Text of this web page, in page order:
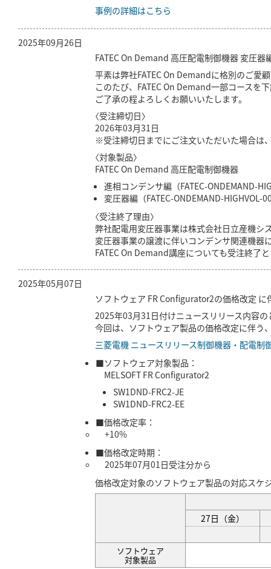
事例の詳細はこちら
2025年09月26日
FATEC On Demand 高圧配電制御機器 変圧
平素は弊社FATEC On Demandに格別のご愛
このたび、FATEC On Demand一部コースを
ご了承の程よろしくお願いいたします。
〈受注締切日〉
2026年03月31日
※受注締切日までにご注文いただいた場合は
〈対象製品〉
FATEC On Demand 高圧配電制御機器
進相コンデンサ編（FATEC-ONDEMAND-
変圧器編（FATEC-ONDEMAND-HIGHVOL-
〈受注終了理由〉
弊社配電用変圧器事業は株式会社日立産機シ
変圧器事業の譲渡に伴いコンデンサ関連機器
FATEC On Demand講座についても受注終了
2025年05月07日
ソフトウェア FR Configurator2の価格改定
2025年03月31日付けニュースリリース内容
今回は、ソフトウェア製品の価格改定に伴う
三菱電機 ニュースリリース制御機器・配電
■ソフトウェア対象製品：
MELSOFT FR Configurator2
SW1DND-FRC2-JE
SW1DND-FRC2-EE
■価格改定率：
+10%
■価格改定時期：
2025年07月01日受注分から
価格改定対象のソフトウェア製品の対応スケ
27日（金）
ソフトウェア
対象製品